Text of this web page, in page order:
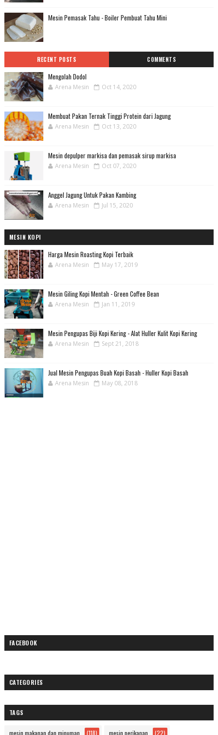
Mesin Pemasak Tahu - Boiler Pembuat Tahu Mini
RECENT POSTS COMMENTS
Mengolah Dodol
Arena Mesin Oct 14, 2020
Membuat Pakan Ternak Tinggi Protein dari Jagung
Arena Mesin Oct 13, 2020
Mesin depulper markisa dan pemasak sirup markisa
Arena Mesin Oct 07, 2020
Anggel Jagung Untuk Pakan Kambing
Arena Mesin Jul 15, 2020
MESIN KOPI
Harga Mesin Roasting Kopi Terbaik
Arena Mesin May 17, 2019
Mesin Giling Kopi Mentah - Green Coffee Bean
Arena Mesin Jan 11, 2019
Mesin Pengupas Biji Kopi Kering - Alat Huller Kulit Kopi Kering
Arena Mesin Sept 21, 2018
Jual Mesin Pengupas Buah Kopi Basah - Huller Kopi Basah
Arena Mesin May 08, 2018
FACEBOOK
CATEGORIES
TAGS
mesin makanan dan minuman (118) mesin perikanan (22)